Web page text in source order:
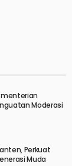
Moderasi
Perkuat
Muda